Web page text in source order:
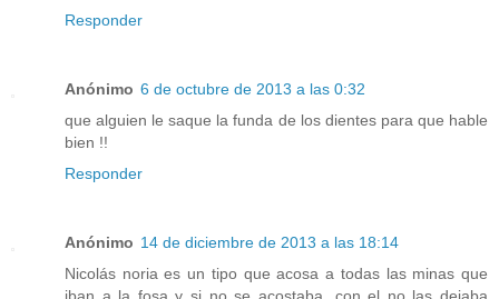
Responder
Anónimo 6 de octubre de 2013 a las 0:32
que alguien le saque la funda de los dientes para que hable
bien !!
Responder
Anónimo 14 de diciembre de 2013 a las 18:14
Nicolás noria es un tipo que acosa a todas las minas que